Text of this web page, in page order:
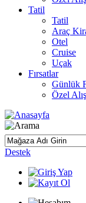
Tatil
Tatil
Araç
Otel
Cruise
Uçak
Fırsatlar
Günlük
Özel
Destek